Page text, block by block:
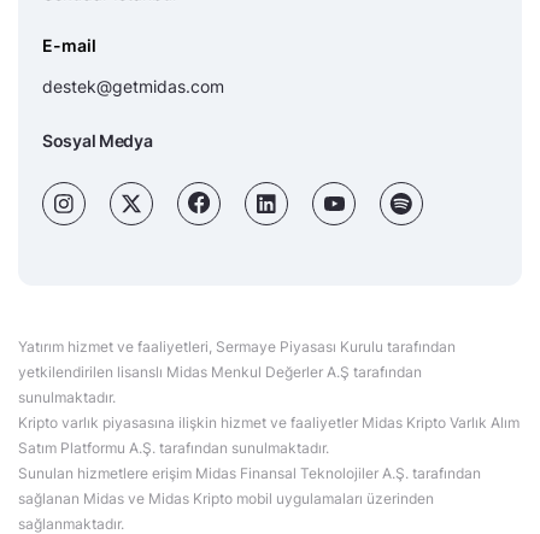
E-mail
destek@getmidas.com
Sosyal Medya
Yatırım hizmet ve faaliyetleri, Sermaye Piyasası Kurulu tarafından
yetkilendirilen lisanslı Midas Menkul Değerler A.Ş tarafından
sunulmaktadır.
Kripto varlık piyasasına ilişkin hizmet ve faaliyetler Midas Kripto Varlık Alım
Satım Platformu A.Ş. tarafından sunulmaktadır.
Sunulan hizmetlere erişim Midas Finansal Teknolojiler A.Ş. tarafından
sağlanan Midas ve Midas Kripto mobil uygulamaları üzerinden
sağlanmaktadır.